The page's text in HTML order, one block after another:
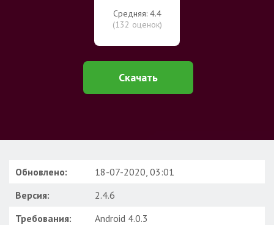
Средняя: 4.4
(132 оценок)
Скачать
Обновлено:
18-07-2020, 03:01
Версия:
2.4.6
Требования:
Android 4.0.3